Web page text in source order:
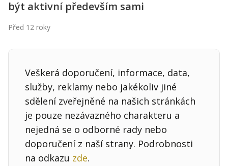
Kontakt
Obchodní podmínky
být aktivní především sami
Před 12 roky
Veškerá doporučení, informace, data,
služby, reklamy nebo jakékoliv jiné
sdělení zveřejněné na našich stránkách
je pouze nezávazného charakteru a
nejedná se o odborné rady nebo
doporučení z naší strany. Podrobnosti
na odkazu zde.